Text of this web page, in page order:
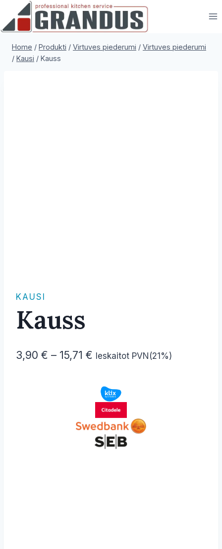
content
Home / Produkti / Virtuves piederumi / Virtuves piederumi
/ Kausi / Kauss
KAUSI
Kauss
3,90 € – 15,71 € Price
3,90 €
through
15,71 €
Ieskaitot PVN(21%)